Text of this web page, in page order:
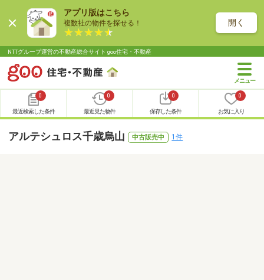
アプリ版はこちら
複数社の物件を探せる！ 開く
NTTグループ運営の不動産総合サイト goo住宅・不動産
0
最近検索した条件
0
最近見た物件
0
保存した条件
0
お気に入り
アルテシュロス千歳烏山 中古販売中 1件